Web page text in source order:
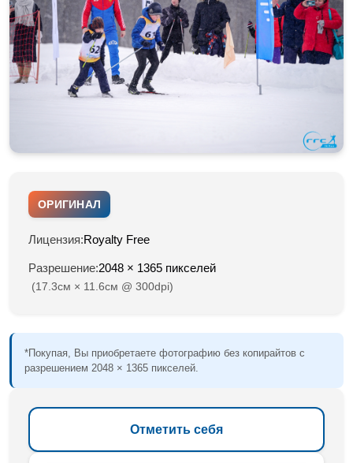
ОРИГИНАЛ
Лицензия:Royalty Free
Разрешение:2048 × 1365 пикселей
(17.3см × 11.6см @ 300dpi)
*Покупая, Вы приобретаете фотографию без копирайтов с
разрешением 2048 × 1365 пикселей.
Отметить себя